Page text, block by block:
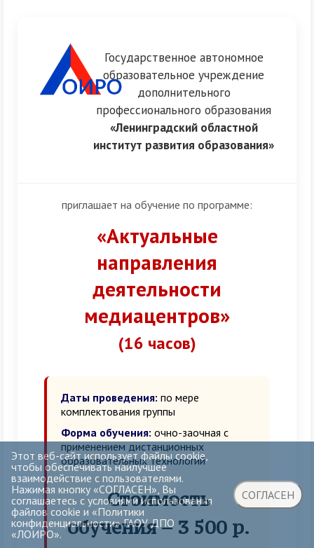
Государственное автономное
образовательное учреждение
дополнительного
профессионального образования
«Ленинградский областной
институт развития образования»
приглашает на обучение по программе:
«Актуальные
направления
деятельности
медиацентров»
(16 часов)
Даты проведения: по мере
комплектования группы
Форма обучения: очно-заочная с
применением дистанционных
образовательных технологий
Стоимость
обучения – 3 500 р.
Этот веб-сайт использует файлы cookie,
чтобы обеспечивать наилучшее
взаимодействие с пользователями.
Нажимая кнопку «СОГЛАСЕН», Вы
соглашаетесь с условиями использования
файлов cookie и «Политики
конфиденциальности» ГАОУ ДПО
«ЛОИРО».
СОГЛАСЕН